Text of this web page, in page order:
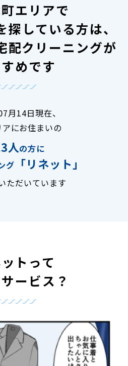
エリアで
している方は、
配クリーニングが
めです
月14日現在、
アにお住まいの
人の方に
グ
「リネット」
ただいています
トって
ービス？